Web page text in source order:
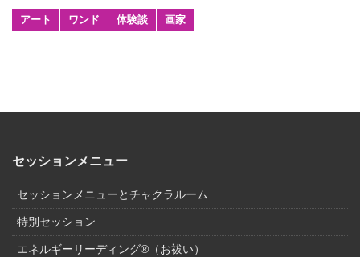
アート ワンド 体験談 画家
セッションメニュー
セッションメニューとチャクラルーム
特別セッション
エネルギーリーディング®（お祓い）